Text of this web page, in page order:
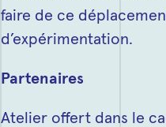
faire de ce
d’expérimentation.
Partenaires
Atelier offert dans le